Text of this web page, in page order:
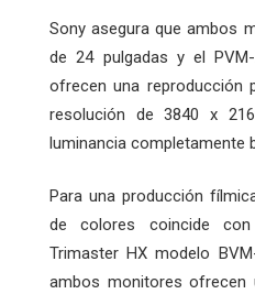
Sony asegura que ambos
de 24 pulgadas y el
ofrecen una reproducción
resolución de 3840 x
luminancia completamente
Para una producción
de colores coincide
Trimaster HX modelo
ambos monitores ofrecen